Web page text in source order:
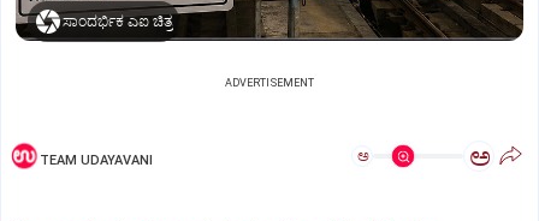
ಸಾಂದರ್ಭಿಕ ಎಐ ಚಿತ್ರ
ADVERTISEMENT
TEAM UDAYAVANI ಅ ಅ